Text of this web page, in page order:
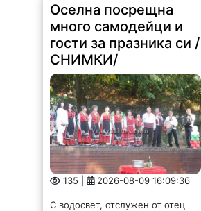
Оселна посрещна
много самодейци и
гости за празника си /
СНИМКИ/
135 | 2026-08-09 16:09:36
С водосвет, отслужен от отец